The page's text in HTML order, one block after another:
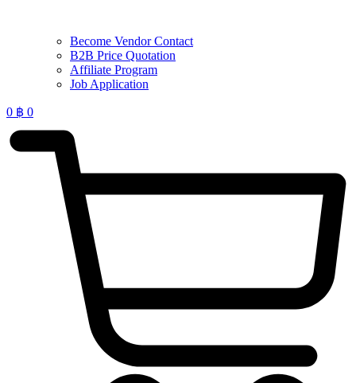
Become Vendor Contact
B2B Price Quotation
Affiliate Program
Job Application
0 ฿ 0